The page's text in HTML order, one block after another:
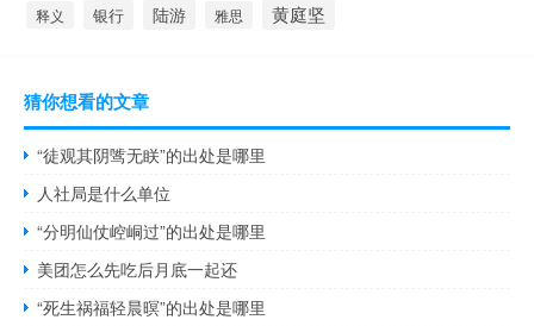
释义 银行 陆游 雅思 黄庭坚
猜你想看的文章
“徒观其阴骘无眹”的出处是哪里
人社局是什么单位
“分明仙仗崆峒过”的出处是哪里
美团怎么先吃后月底一起还
“死生祸福轻晨暝”的出处是哪里